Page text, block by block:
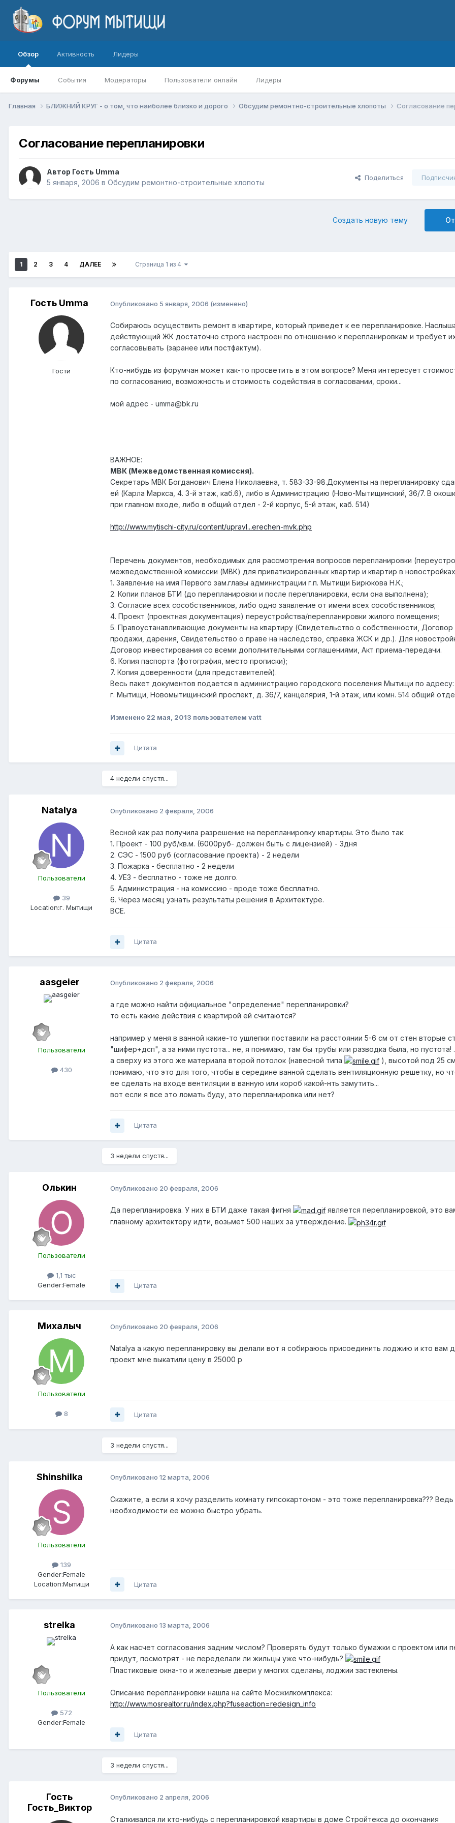
Обзор
Форумы События Модераторы Пользователи онлайн Лидеры
Активность Лидеры
Главная БЛИЖНИЙ КРУГ - о том, что наиболее близко и дорого Обсудим ремонтно-строительные хлопоты Согласование
Согласование перепланировки
Автор Гость Umma
5 января, 2006 в Обсудим ремонтно-строительные хлопоты
Поделиться
Создать новую тему
1 2 3 4 ДАЛЕЕ Страница 1 из 4
Гость Umma
Гости
Опубликовано 5 января, 2006 (изменено)
Собираюсь осуществить ремонт в квартире, который приведет к ее перепланировке.
действующий ЖК достаточно строго настроен по отношению к перепланировкам и требует
согласовывать (заранее или постфактум).
Кто-нибудь из форумчан может как-то просветить в этом вопросе? Меня интересует
по согласованию, возможность и стоимость содействия в согласовании, сроки...
мой адрес - umma@bk.ru
ВАЖНОЕ:
МВК (Межведомственная комиссия).
Секретарь МВК Богданович Елена Николаевна, т. 583-33-98.Документы на перепланировку
ей (Карла Маркса, 4. 3-й этаж, каб.6), либо в Администрацию (Ново-Мытищинский, 36/7. В
при главном входе, либо в общий отдел - 2-й корпус, 5-й этаж, каб. 514)
http://www.mytischi-city.ru/content/upravl...erechen-mvk.php
Перечень документов, необходимых для рассмотрения вопросов перепланировки
межведомственной комиссии (МВК) для приватизированных квартир и квартир в
1. Заявление на имя Первого зам.главы администрации г.п. Мытищи Бирюкова Н.К.;
2. Копии планов БТИ (до перепланировки и после перепланировки, если она выполнена);
3. Согласие всех сособственников, либо одно заявление от имени всех сособственников;
4. Проект (проектная документация) переустройства/перепланировки жилого помещения;
5. Правоустанавливающие документы на квартиру (Свидетельство о собственности, Договор
продажи, дарения, Свидетельство о праве на наследство, справка ЖСК и др.). Для
Договор инвестирования со всеми дополнительными соглашениями, Акт приема-передачи.
6. Копия паспорта (фотография, место прописки);
7. Копия доверенности (для представителей).
Весь пакет документов подается в администрацию городского поселения Мытищи по адресу:
г. Мытищи, Новомытищинский проспект, д. 36/7, канцелярия, 1-й этаж, или комн. 514 общий
Изменено 22 мая, 2013 пользователем vatt
Цитата
4 недели спустя...
Natalуа
Пользователи
39
Location:г. Мытищи
Опубликовано 2 февраля, 2006
Весной как раз получила разрешение на перепланировку квартиры. Это было так:
1. Проект - 100 руб/кв.м. (6000руб- должен быть с лицензией) - 3дня
2. СЭС - 1500 руб (согласование проекта) - 2 недели
3. Пожарка - бесплатно - 2 недели
4. УЕЗ - бесплатно - тоже не долго.
5. Администрация - на комиссию - вроде тоже бесплатно.
6. Через месяц узнать результаты решения в Архитектуре.
ВСЕ.
Цитата
aasgeier
Пользователи
430
Опубликовано 2 февраля, 2006
а где можно найти официальное "определение" перепланировки?
то есть какие действия с квартирой ей считаются?
например у меня в ванной какие-то ушлепки поставили на расстоянии 5-6 см от стен вторые
"шифер+дсп", а за ними пустота... не, я понимаю, там бы трубы или разводка была, но пустота!
а сверху из этого же материала второй потолок (навесной типа
), высотой под 25
понимаю, что это для того, чтобы в середине ванной сделать вентиляционную решетку, но
ее сделать на входе вентиляции в ванную или короб какой-нть замутить...
вот если я все это ломать буду, это перепланировка или нет?
Цитата
3 недели спустя...
Олькин
Пользователи
1,1 тыс
Gender:Female
Опубликовано 20 февраля, 2006
Да перепланировка. У них в БТИ даже такая фигня
является перепланировкой, это
главному архитектору идти, возьмет 500 наших за утверждение.
Цитата
Михалыч
Пользователи
8
Опубликовано 20 февраля, 2006
Natalya а какую перепланировку вы делали вот я собираюсь присоединить лоджию и кто вам
проект мне выкатили цену в 25000 р
Цитата
3 недели спустя...
Shinshilka
Пользователи
139
Gender:Female
Location:Мытищи
Опубликовано 12 марта, 2006
Скажите, а если я хочу разделить комнату гипсокартоном - это тоже перепланировка??? Ведь
необходимости ее можно быстро убрать.
Цитата
strelka
Пользователи
572
Gender:Female
Опубликовано 13 марта, 2006
А как насчет согласования задним числом? Проверять будут только бумажки с проектом или
придут, посмотрят - не переделали ли жильцы уже что-нибудь?
Пластиковые окна-то и железные двери у многих сделаны, лоджии застеклены.
Описание перепланировки нашла на сайте Мосжилкомплекса:
http://www.mosrealtor.ru/index.php?fuseaction=redesign_info
Цитата
3 недели спустя...
Гость
Гость_Виктор
Опубликовано 2 апреля, 2006
Сталкивался ли кто-нибудь с перепланировкой квартиры в доме Стройтекса до окончания